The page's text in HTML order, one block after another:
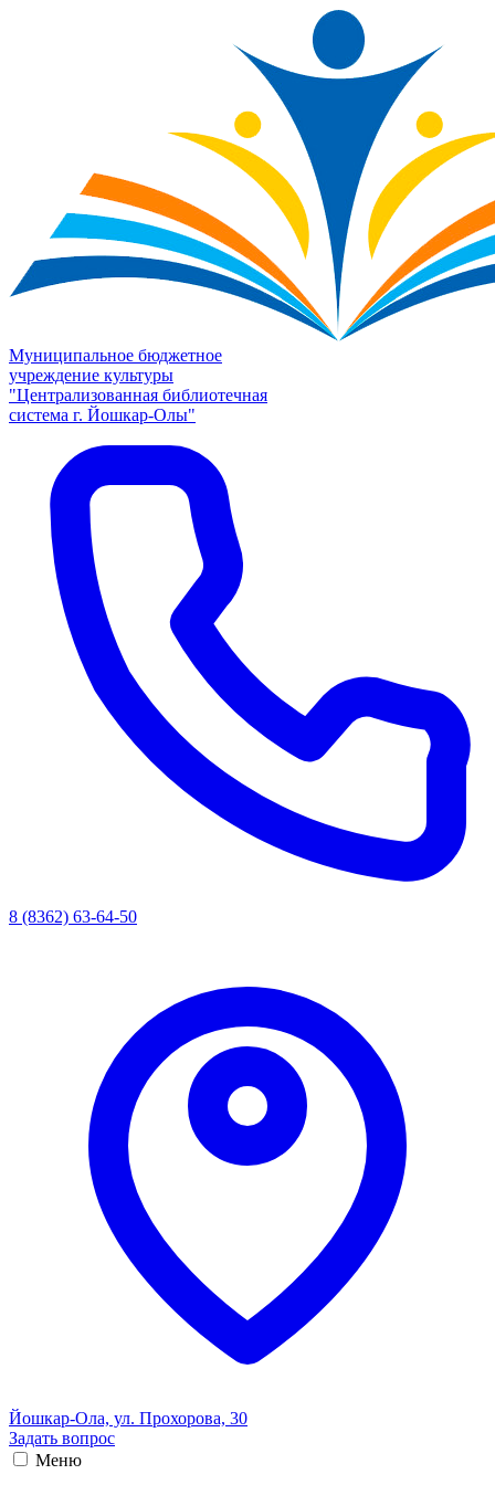
Муниципальное бюджетное
учреждение культуры
"Централизованная библиотечная
система г. Йошкар-Олы"
8 (8362) 63-64-50
Йошкар-Ола, ул. Прохорова, 30
Задать вопрос
Меню